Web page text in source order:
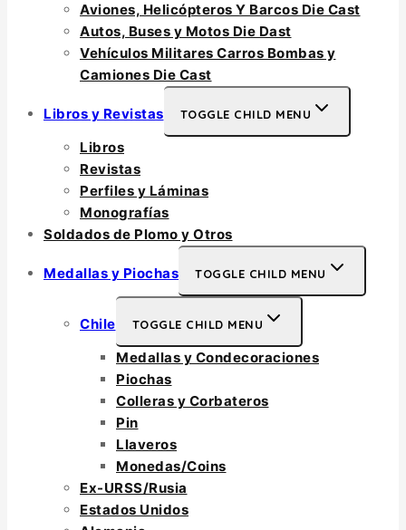
Aviones, Helicópteros Y Barcos Die Cast
Autos, Buses y Motos Die Dast
Vehículos Militares Carros Bombas y
Camiones Die Cast
Libros y Revistas TOGGLE CHILD MENU
Libros
Revistas
Perfiles y Láminas
Monografías
Soldados de Plomo y Otros
Medallas y Piochas TOGGLE CHILD MENU
Chile TOGGLE CHILD MENU
Medallas y Condecoraciones
Piochas
Colleras y Corbateros
Pin
Llaveros
Monedas/Coins
Ex-URSS/Rusia
Estados Unidos